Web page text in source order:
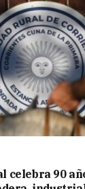
celebra 90